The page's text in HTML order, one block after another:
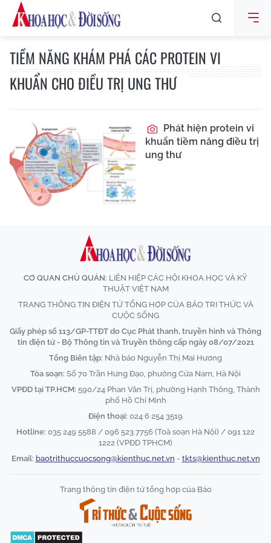
TIỀM NĂNG KHÁM PHÁ CÁC PROTEIN VI
KHUẨN CHO ĐIỀU TRỊ UNG THƯ
Phát hiện protein vi
khuẩn tiềm năng điều trị
ung thư
CƠ QUAN CHỦ QUẢN: LIÊN HIỆP CÁC HỘI KHOA HỌC VÀ KỸ
THUẬT VIỆT NAM
TRANG THÔNG TIN ĐIỆN TỬ TỔNG HỢP CỦA BÁO TRI THỨC VÀ
CUỘC SỐNG
Giấy phép số 113/GP-TTĐT do Cục Phát thanh, truyền hình và Thông
tin điện tử - Bộ Thông tin và Truyền thông cấp ngày 08/07/2021
Tổng Biên tập: Nhà báo Nguyễn Thị Mai Hương
Tòa soạn: Số 70 Trần Hưng Đạo, phường Cửa Nam, Hà Nội
VPĐD tại TP.HCM: 590/24 Phan Văn Trị, phường Hạnh Thông, Thành
phố Hồ Chí Minh
Điện thoại: 024 6 254 3519
Hotline: 035 249 5588 / 096 523 7756 (Toà soạn Hà Nội) / 091 122
1222 (VPĐD TPHCM)
Email: baotrithuccuocsong@kienthuc.net.vn - tkts@kienthuc.net.vn
Trang thông tin điện tử tổng hợp của Báo